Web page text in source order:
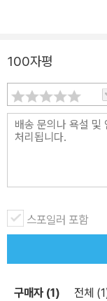
100자평
스포일러 포함
구매자 (1) 전체